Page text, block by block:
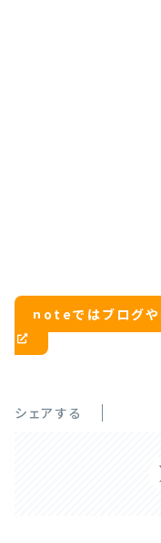
noteではブログや
シェアする